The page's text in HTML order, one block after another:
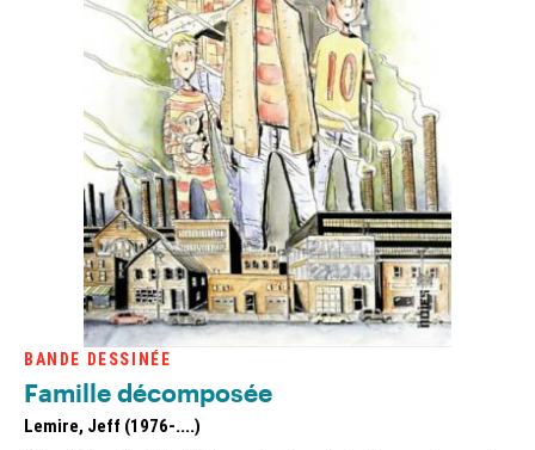
BANDE DESSINÉE
Famille décomposée
Lemire, Jeff (1976-....)